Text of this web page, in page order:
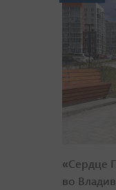
«Сердце
во